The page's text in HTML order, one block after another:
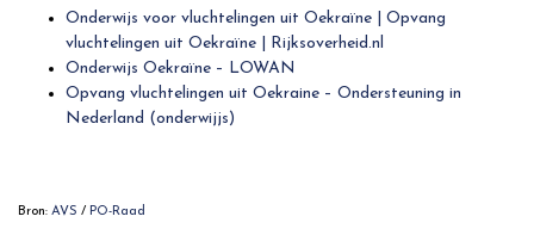
Onderwijs voor vluchtelingen uit Oekraïne | Opvang
vluchtelingen uit Oekraïne | Rijksoverheid.nl
Onderwijs Oekraïne – LOWAN
Opvang vluchtelingen uit Oekraine – Ondersteuning in
Nederland (onderwijjs)
Bron: AVS / PO-Raad